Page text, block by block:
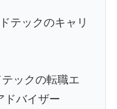
テックのキャリ
テックの転職エ
ドバイザー